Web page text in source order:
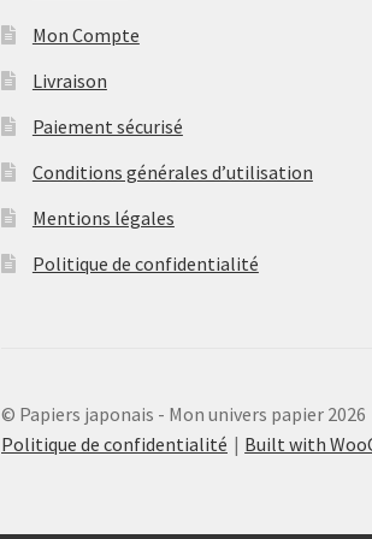
Mon Compte
Livraison
Paiement sécurisé
Conditions générales d’utilisation
Mentions légales
Politique de confidentialité
© Papiers japonais - Mon univers papier 2026
Politique de confidentialité
Built with